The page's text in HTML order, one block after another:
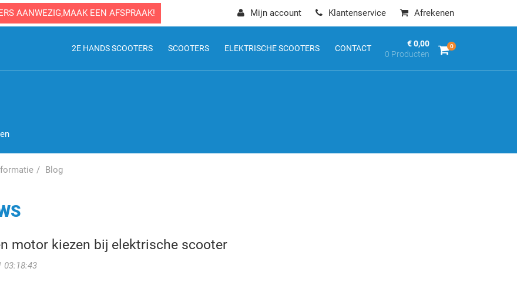
AANWEZIG,MAAK EEN AFSPRAAK! Mijn account Klantenservice Afrekenen
0
€ 0,00
0 Producten
2E HANDS SCOOTERS SCOOTERS ELEKTRISCHE SCOOTERS CONTACT
Blog
motor kiezen bij elektrische scooter
03:18:43